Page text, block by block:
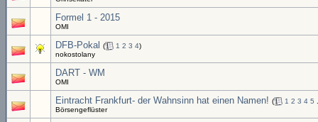
Formel 1 - 2015
OMI
DFB-Pokal ( 1 2 3 4)
nokostolany
DART - WM
OMI
Eintracht Frankfurt- der Wahnsinn hat einen Namen! ( 1 2 3 4 5
Börsengeflüster